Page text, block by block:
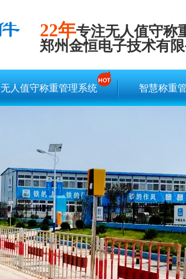
22年专注无人值守称
郑州金恒电子技术有限
无人值守称重管理系统 智慧称重